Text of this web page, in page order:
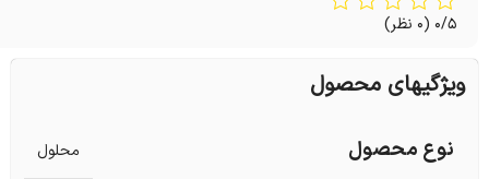
0/5 (0 نظر)
ویژگیهای محصول
نوع محصول محلول